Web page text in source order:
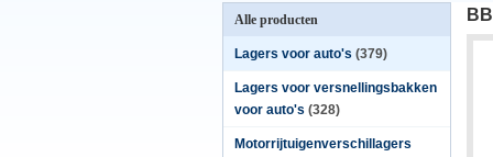
Alle producten
Lagers voor auto's (379)
Lagers voor versnellingsbakken
voor auto's (328)
Motorrijtuigenverschillagers